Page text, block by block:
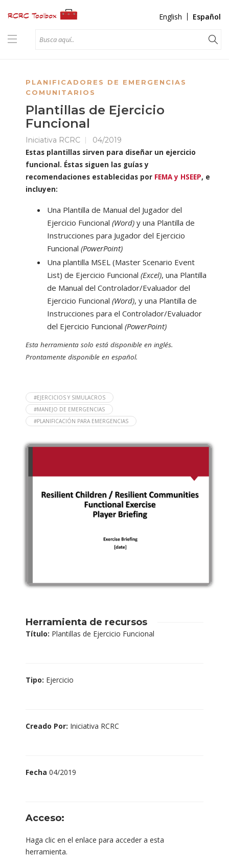
English Español
PLANIFICADORES DE EMERGENCIAS
COMUNITARIOS
Plantillas de Ejercicio
Funcional
Iniciativa RCRC
04/2019
Estas plantillas sirven para diseñar un ejercicio
funcional. Éstas siguen las guías y
recomendaciones establecidas por FEMA y HSEEP, e
incluyen:
Una Plantilla de Manual del Jugador del
Ejercicio Funcional (Word) y una Plantilla de
Instrucciones para Jugador del Ejercicio
Funcional (PowerPoint)
Una plantilla MSEL (Master Scenario Event
List) de Ejercicio Funcional (Excel), una Plantilla
de Manual del Controlador/Evaluador del
Ejercicio Funcional (Word), y una Plantilla de
Instrucciones para el Controlador/Evaluador
del Ejercicio Funcional (PowerPoint)
Esta herramienta solo está disponible en inglés.
Prontamente disponible en español.
#EJERCICIOS Y SIMULACROS
#MANEJO DE EMERGENCIAS
#PLANIFICACIÓN PARA EMERGENCIAS
Herramienta de recursos
Título: Plantillas de Ejercicio Funcional
Tipo: Ejercicio
Creado Por: Iniciativa RCRC
Fecha 04/2019
Acceso:
Haga clic en el enlace para acceder a esta
herramienta.